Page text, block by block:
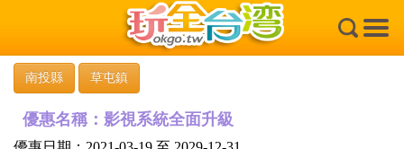
×
南投縣 草屯鎮
優惠名稱：影視系統全面升級